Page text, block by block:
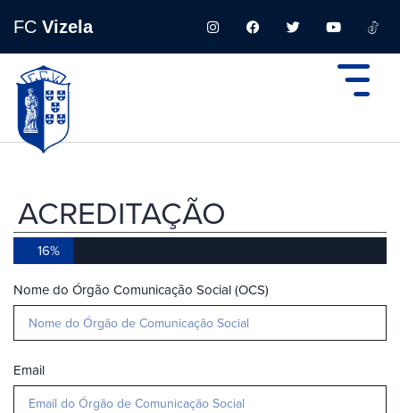
FC Vizela
ACREDITAÇÃO
16%
Nome do Órgão Comunicação Social (OCS)
Email